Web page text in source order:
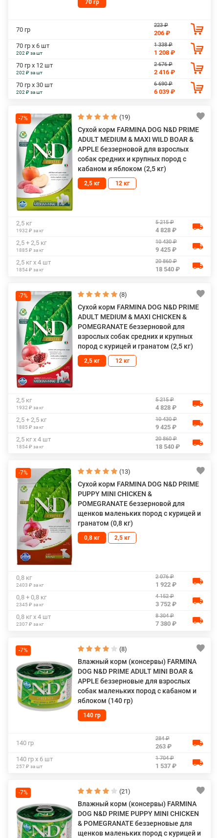
70 гр
70 гр
223 ₽
206 ₽
70 гр х 6 шт
202 ₽ за шт
1 338 ₽
1 208 ₽
70 гр х 12 шт
202 ₽ за шт
2 676 ₽
2 416 ₽
70 гр х 30 шт
202 ₽ за шт
6 690 ₽
6 039 ₽
-7% (19)
Сухой корм FARMINA DOG N&D PRIME
ADULT MEDIUM & MAXI WILD BOAR &
APPLE беззерновой для взрослых
собак средних и крупных пород с
кабаном и яблоком (2,5 кг)
2,5 кг 12 кг
2,5 кг
1932 ₽ за кг
5 215 ₽
4 828 ₽
2,5 + 2,5 кг
1885 ₽ за кг
10 430 ₽
9 425 ₽
2,5 кг х 4 шт
1854 ₽ за кг
20 860 ₽
18 540 ₽
-7% (8)
Сухой корм FARMINA DOG N&D PRIME
ADULT MEDIUM & MAXI CHICKEN &
POMEGRANATE беззерновой для
взрослых собак средних и крупных
пород с курицей и гранатом (2,5 кг)
2,5 кг 12 кг
2,5 кг
1932 ₽ за кг
5 215 ₽
4 828 ₽
2,5 + 2,5 кг
1885 ₽ за кг
10 430 ₽
9 425 ₽
2,5 кг х 4 шт
1854 ₽ за кг
20 860 ₽
18 540 ₽
-7% (13)
Сухой корм FARMINA DOG N&D PRIME
PUPPY MINI CHICKEN &
POMEGRANATE беззерновой для
щенков маленьких пород с курицей и
гранатом (0,8 кг)
0,8 кг 2,5 кг
0,8 кг
2403 ₽ за кг
2 076 ₽
1 922 ₽
0,8 + 0,8 кг
2345 ₽ за кг
4 152 ₽
3 752 ₽
0,8 кг х 4 шт
2307 ₽ за кг
8 304 ₽
7 380 ₽
-7% (8)
Влажный корм (консервы) FARMINA
DOG N&D PRIME ADULT MINI BOAR &
APPLE беззерновые для взрослых
собак маленьких пород с кабаном и
яблоком (140 гр)
140 гр
140 гр
284 ₽
263 ₽
140 гр х 6 шт
257 ₽ за шт
1 704 ₽
1 537 ₽
-7% (21)
Влажный корм (консервы) FARMINA
DOG N&D PRIME PUPPY MINI CHICKEN
& POMEGRANATE беззерновые для
щенков маленьких пород с курицей и